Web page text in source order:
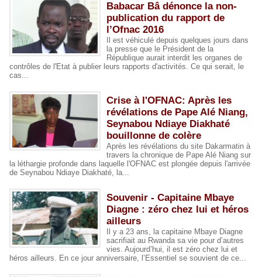
Babacar Bâ dénonce la non-
publication du rapport de
l’Ofnac 2016
Il est véhiculé depuis quelques jours dans
la presse que le Président de la
République aurait interdit les organes de
contrôles de l'Etat à publier leurs rapports d'activités. Ce qui serait, le
cas...
Crise à l'OFNAC: Après les
révélations de Pape Alé Niang,
Seynabou Ndiaye Diakhaté
bouillonne de colère
Après les révélations du site Dakarmatin à
travers la chronique de Pape Alé Niang sur
la léthargie profonde dans laquelle l'OFNAC est plongée depuis l'arrivée
de Seynabou Ndiaye Diakhaté, la...
Souvenir - Capitaine Mbaye
Diagne : zéro chez lui et héros
ailleurs
Il y a 23 ans, la capitaine Mbaye Diagne
sacrifiait au Rwanda sa vie pour d’autres
vies. Aujourd’hui, il est zéro chez lui et
héros ailleurs. En ce jour anniversaire, l’Essentiel se souvient de ce...